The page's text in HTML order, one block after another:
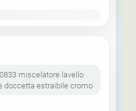
miscelatore lavello
doccetta estraibile cromo